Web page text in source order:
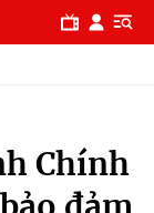
Chính